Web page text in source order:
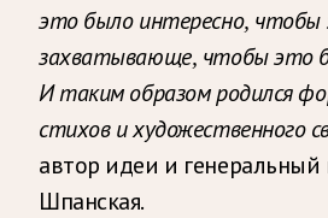
это было интересно,
захватывающе, чтобы это
И таким образом родился
стихов и художественного
автор идеи и
Шпанская.